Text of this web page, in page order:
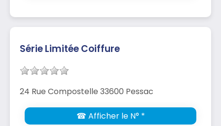
Série Limitée Coiffure
24 Rue Compostelle 33600 Pessac
☎ Afficher le N° *